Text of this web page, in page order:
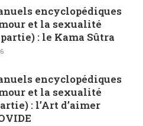
encyclopédiques
et la sexualité
: le Kama Sûtra
encyclopédiques
et la sexualité
: l’Art d’aimer